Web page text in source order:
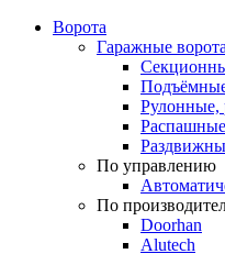
Ворота
Гаражные ворота
Рулонные,
Распашные
По управлению
По
Doorhan
Alutech